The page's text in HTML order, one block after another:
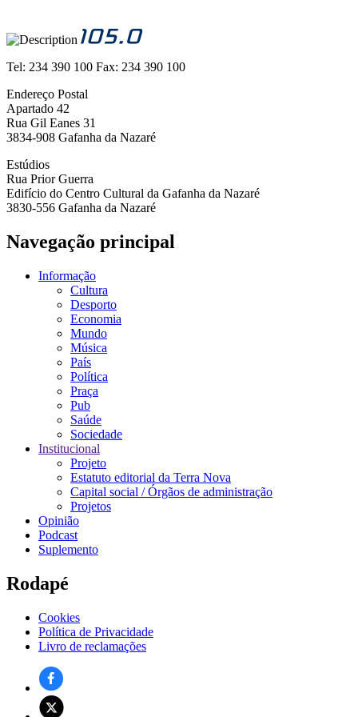
Tel: 234 390 100 Fax: 234 390 100
Endereço Postal
Apartado 42
Rua Gil Eanes 31
3834-908 Gafanha da Nazaré
Estúdios
Rua Prior Guerra
Edifício do Centro Cultural da Gafanha da Nazaré
3830-556 Gafanha da Nazaré
Navegação principal
Informação
Cultura
Desporto
Economia
Mundo
Música
País
Política
Praça
Pub
Saúde
Sociedade
Institucional
Projeto
Estatuto editorial da Terra Nova
Capital social / Órgãos de administração
Projetos
Opinião
Podcast
Suplemento
Rodapé
Cookies
Política de Privacidade
Livro de reclamações